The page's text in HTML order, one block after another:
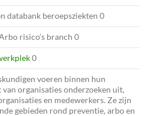
databank beroepsziekten 0
risico’s branch 0
0
voeren binnen hun
organisaties onderzoeken uit,
en medewerkers. Ze zijn
gebieden rond preventie, arbo en